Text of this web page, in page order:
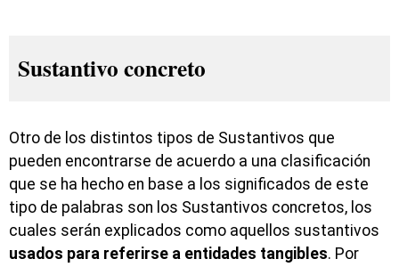
Sustantivo concreto
Otro de los distintos tipos de Sustantivos que
pueden encontrarse de acuerdo a una clasificación
que se ha hecho en base a los significados de este
tipo de palabras son los Sustantivos concretos, los
cuales serán explicados como aquellos sustantivos
usados para referirse a entidades tangibles. Por